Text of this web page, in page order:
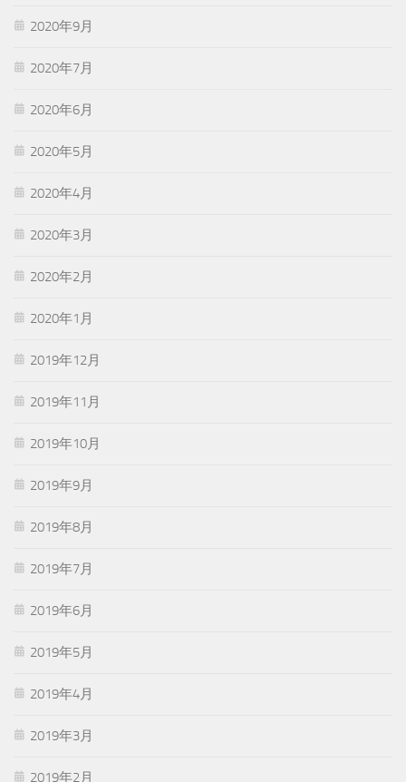
2020年9月
2020年7月
2020年6月
2020年5月
2020年4月
2020年3月
2020年2月
2020年1月
2019年12月
2019年11月
2019年10月
2019年9月
2019年8月
2019年7月
2019年6月
2019年5月
2019年4月
2019年3月
2019年2月